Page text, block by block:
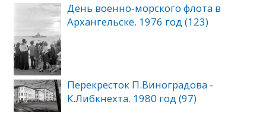
День военно-морского флота в
Архангельске. 1976 год (123)
Перекресток П.Виноградова -
К.Либкнехта. 1980 год (97)